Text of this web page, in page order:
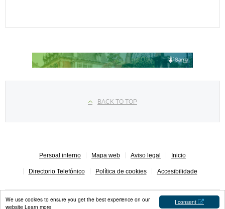
I consent
We use cookies to ensure you get the best experience on our
website Learn more
BACK TO TOP
Persoal interno Mapa web Aviso legal Inicio
Directorio Telefónico Política de cookies Accesibilidade